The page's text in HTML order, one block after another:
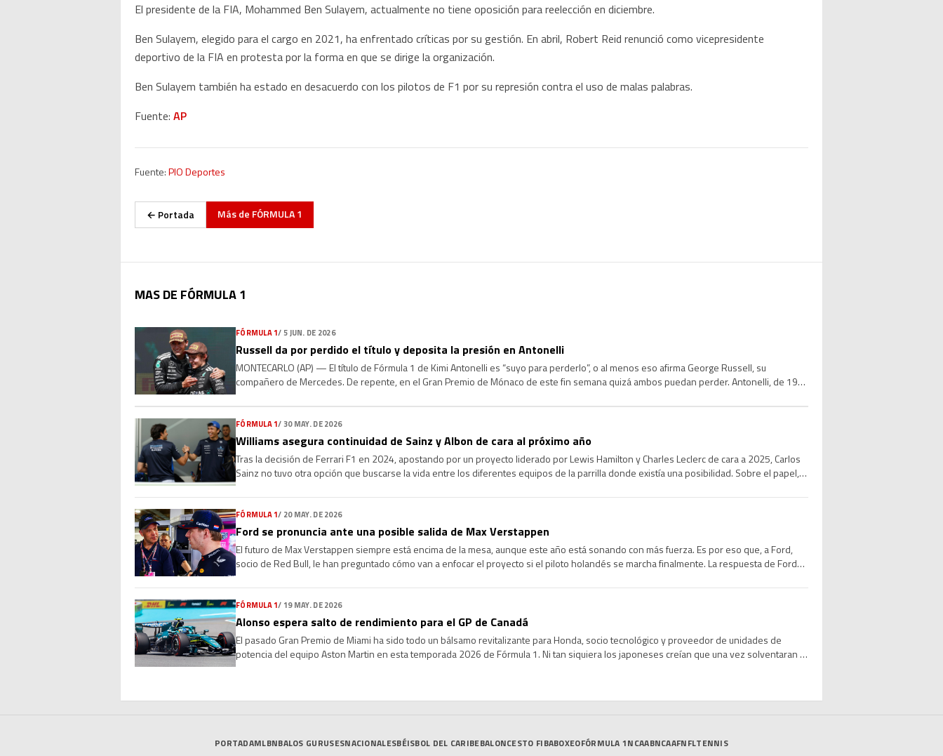
El presidente de la FIA, Mohammed Ben Sulayem, actualmente no tiene oposición para reelección en diciembre.
Ben Sulayem, elegido para el cargo en 2021, ha enfrentado críticas por su gestión. En abril, Robert Reid renunció como vicepresidente
deportivo de la FIA en protesta por la forma en que se dirige la organización.
Ben Sulayem también ha estado en desacuerdo con los pilotos de F1 por su represión contra el uso de malas palabras.
Fuente: AP
Fuente:PIO Deportes
← Portada Más de FÓRMULA 1
MAS DE FÓRMULA 1
FÓRMULA 1/5 JUN. DE 2026
Russell da por perdido el título y deposita la presión en Antonelli
MONTECARLO (AP) — El título de Fórmula 1 de Kimi Antonelli es “suyo para perderlo”, o al menos eso afirma George Russell, su
compañero de Mercedes. De repente, en el Gran Premio de Mónaco de este fin semana quizá ambos puedan perder. Antonelli, de 19
FÓRMULA 1/ 30 MAY. DE 2026
Williams asegura continuidad de Sainz y Albon de cara al próximo año
Tras la decisión de Ferrari F1 en 2024, apostando por un proyecto liderado por Lewis Hamilton y Charles Leclerc de cara a 2025, Carlos
Sainz no tuvo otra opción que buscarse la vida entre los diferentes equipos de la parrilla donde existía una posibilidad. Sobre el papel,
FÓRMULA 1/ 20 MAY. DE 2026
Ford se pronuncia ante una posible salida de Max Verstappen
El futuro de Max Verstappen siempre está encima de la mesa, aunque este año está sonando con más fuerza. Es por eso que, a Ford,
socio de Red Bull, le han preguntado cómo van a enfocar el proyecto si el piloto holandés se marcha finalmente. La respuesta de Ford
FÓRMULA 1/ 19 MAY. DE 2026
Alonso espera salto de rendimiento para el GP de Canadá
El pasado Gran Premio de Miami ha sido todo un bálsamo revitalizante para Honda, socio tecnológico y proveedor de unidades de
potencia del equipo Aston Martin en esta temporada 2026 de Fórmula 1. Ni tan siquiera los japoneses creían que una vez solventaran el
PORTADAMLBNBALOS GURUSESNACIONALESBÉISBOL DEL CARIBEBALONCESTO FIBABOXEOFÓRMULA 1NCAABNCAAFNFLTENNIS